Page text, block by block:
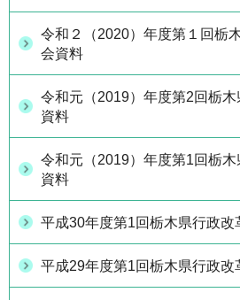
令和２（2020）年度第１回栃
会資料
令和元（2019）年度第2回栃
資料
令和元（2019）年度第1回栃
資料
平成30年度第1回栃木県行政改
平成29年度第1回栃木県行政改